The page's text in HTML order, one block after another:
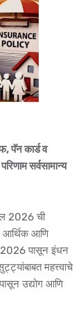
पॅन कार्ड व
सर्वसामान्य
2026 ची
आर्थिक आणि
2026 पासून इंधन
महत्त्वाचे
उद्योग आणि